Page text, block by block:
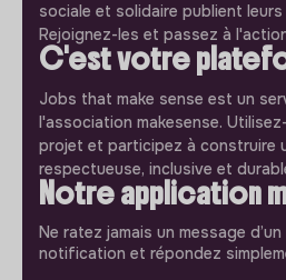
sociale et solidaire publient
Rejoignez-les et passez à
C'est votre
Jobs that make sense est un
l'association makesense.
projet et participez à construire
respectueuse, inclusive et
Notre application
Ne ratez jamais un message
notification et répondez